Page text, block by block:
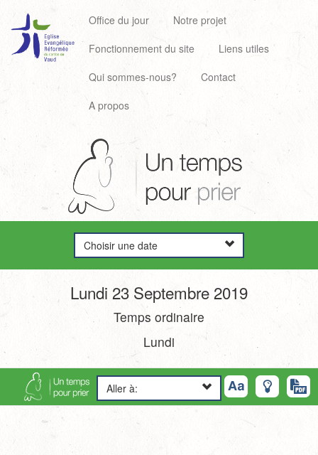
Office du jour
Notre projet
Fonctionnement du site
Liens utiles
Qui sommes-nous?
Contact
A propos
Choisir une date
Lundi 23 Septembre 2019
Temps ordinaire
Lundi
Aller à: